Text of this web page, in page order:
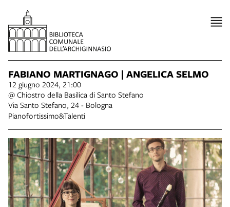
FABIANO MARTIGNAGO | ANGELICA SELMO
12 giugno 2024, 21:00
@ Chiostro della Basilica di Santo Stefano
Via Santo Stefano, 24 - Bologna
Pianofortissimo&Talenti